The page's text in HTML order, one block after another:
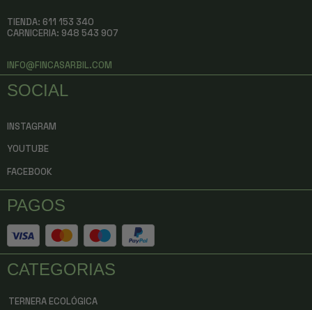
TIENDA: 611 153 340
CARNICERIA: 948 543 907
INFO@FINCASARBIL.COM
SOCIAL
INSTAGRAM
YOUTUBE
FACEBOOK
PAGOS
CATEGORIAS
TERNERA ECOLÓGICA